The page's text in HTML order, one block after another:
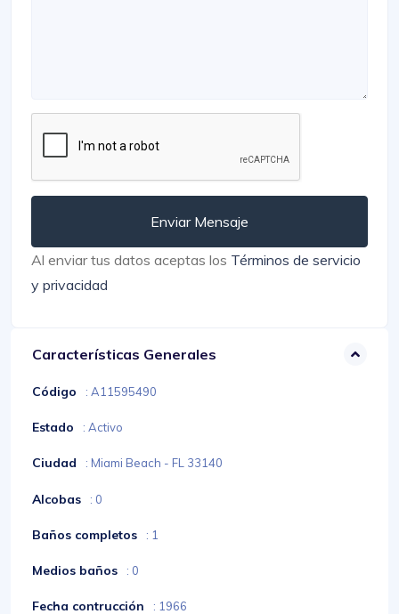
Enviar Mensaje
Al enviar tus datos aceptas los Términos de servicio
y privacidad
Características Generales
Código : A11595490
Estado : Activo
Ciudad : Miami Beach - FL 33140
Alcobas : 0
Baños completos : 1
Medios baños : 0
Fecha contrucción : 1966